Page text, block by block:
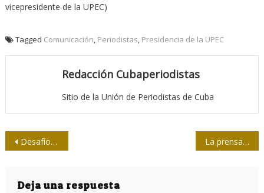
vicepresidente de la UPEC)
Tagged Comunicación Periodistas Presidencia de la UPEC
Redacción Cubaperiodistas
Sitio de la Unión de Periodistas de Cuba
Navegación
entradas
Desafíos del periodismo latinoamericano a debate en Cuba La prensa impresa en Camagüey: antecedentes de Adelante
Deja una respuesta